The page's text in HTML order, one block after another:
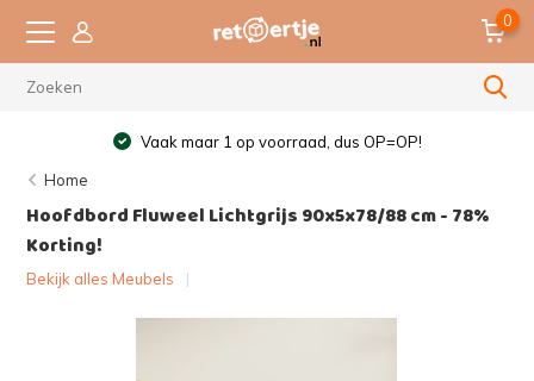
0
Vaak maar 1 op voorraad, dus OP=OP!
Home
Hoofdbord Fluweel Lichtgrijs 90x5x78/88 cm - 78%
Korting!
Bekijk alles Meubels